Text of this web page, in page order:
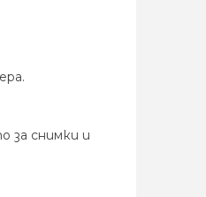
за снимки и